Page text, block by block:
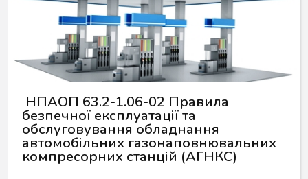
безпечної експлуатації та
обслуговування обладнання
автомобільних газонаповнювальних
компресорних станцій (АГНКС)